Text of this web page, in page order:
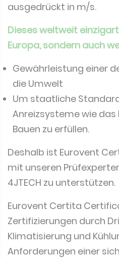
ausgedrückt in m/s.
Dieses weltweit
Europa, sondern auch
Gewährleistung einer
die Umwelt
Um staatliche
Anreizsysteme wie
Bauen zu erfüllen.
Deshalb ist Eurovent
mit unseren
4JTECH zu unterstützen.
Eurovent Certita
Zertifizierungen durch
Klimatisierung und
Anforderungen einer